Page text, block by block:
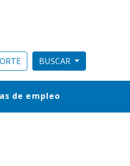
de empleo